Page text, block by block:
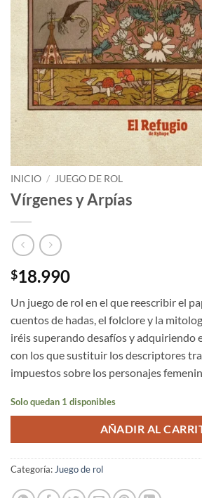
INICIO / JUEGO DE ROL
Vírgenes y Arpías
$18.990
Un juego de rol en el que reescribir el
cuentos de hadas, el folclore y la
iréis superando desafíos y adquiriendo
con los que sustituir los descriptores
impuestos sobre los personajes
Solo quedan 1 disponibles
AÑADIR AL
Categoría:Juego de rol